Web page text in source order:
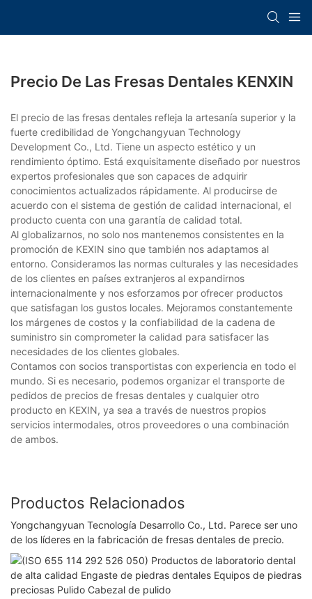
Precio De Las Fresas Dentales KENXIN
El precio de las fresas dentales refleja la artesanía superior y la
fuerte credibilidad de Yongchangyuan Technology
Development Co., Ltd. Tiene un aspecto estético y un
rendimiento óptimo. Está exquisitamente diseñado por nuestros
expertos profesionales que son capaces de adquirir
conocimientos actualizados rápidamente. Al producirse de
acuerdo con el sistema de gestión de calidad internacional, el
producto cuenta con una garantía de calidad total.
Al globalizarnos, no solo nos mantenemos consistentes en la
promoción de KEXIN sino que también nos adaptamos al
entorno. Consideramos las normas culturales y las necesidades
de los clientes en países extranjeros al expandirnos
internacionalmente y nos esforzamos por ofrecer productos
que satisfagan los gustos locales. Mejoramos constantemente
los márgenes de costos y la confiabilidad de la cadena de
suministro sin comprometer la calidad para satisfacer las
necesidades de los clientes globales.
Contamos con socios transportistas con experiencia en todo el
mundo. Si es necesario, podemos organizar el transporte de
pedidos de precios de fresas dentales y cualquier otro
producto en KEXIN, ya sea a través de nuestros propios
servicios intermodales, otros proveedores o una combinación
de ambos.
Productos Relacionados
Yongchangyuan Tecnología Desarrollo Co., Ltd. Parece ser uno
de los líderes en la fabricación de fresas dentales de precio.